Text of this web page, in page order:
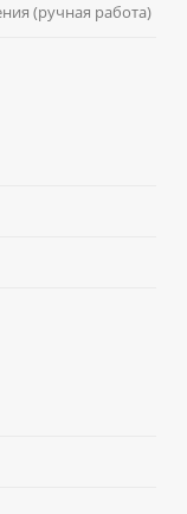
(ручная работа)